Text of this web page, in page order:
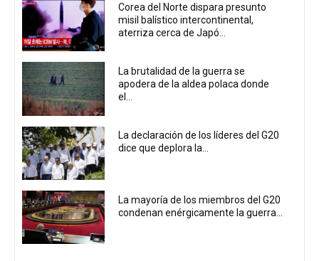
Corea del Norte dispara presunto
misil balístico intercontinental,
aterriza cerca de Japó...
La brutalidad de la guerra se
apodera de la aldea polaca donde
el...
La declaración de los líderes del G20
dice que deplora la...
La mayoría de los miembros del G20
condenan enérgicamente la guerra...